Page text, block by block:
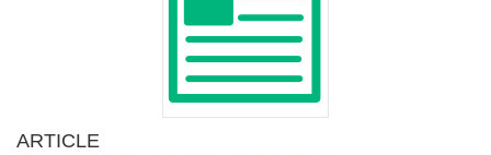
ARTICLE